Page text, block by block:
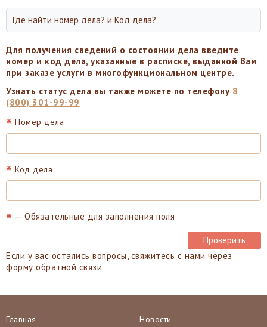
Где найти номер дела? и Код дела?
Для получения сведений о состоянии дела введите
номер и код дела, указанные в расписке, выданной Вам
при заказе услуги в многофункциональном центре.
Узнать статус дела вы также можете по телефону 8
(800) 301-99-99
* Номер дела
* Код дела
* — Обязательные для заполнения поля
Если у вас остались вопросы, свяжитесь с нами через
форму обратной связи.
Главная
Новости